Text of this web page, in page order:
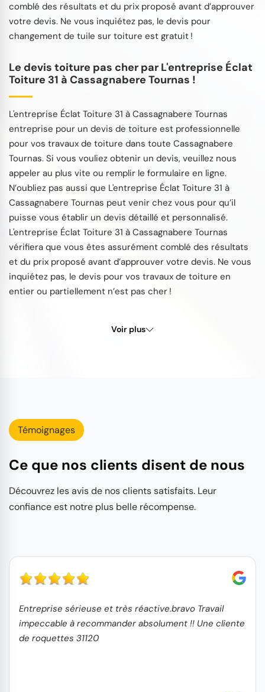
comblé des résultats et du prix proposé avant d’approuver
votre devis. Ne vous inquiétez pas, le devis pour
changement de tuile sur toiture est gratuit !
Le devis toiture pas cher par L'entreprise Éclat
Toiture 31 à Cassagnabere Tournas !
L'entreprise Éclat Toiture 31 à Cassagnabere Tournas
entreprise pour un devis de toiture est professionnelle
pour vos travaux de toiture dans toute Cassagnabere
Tournas. Si vous vouliez obtenir un devis, veuillez nous
appeler au plus vite ou remplir le formulaire en ligne.
N’oubliez pas aussi que L'entreprise Éclat Toiture 31 à
Cassagnabere Tournas peut venir chez vous pour qu’il
puisse vous établir un devis détaillé et personnalisé.
L'entreprise Éclat Toiture 31 à Cassagnabere Tournas
vérifiera que vous êtes assurément comblé des résultats
et du prix proposé avant d’approuver votre devis. Ne vous
inquiétez pas, le devis pour vos travaux de toiture en
entier ou partiellement n’est pas cher !
Voir plus
Témoignages
Ce que nos clients disent de nous
Découvrez les avis de nos clients satisfaits. Leur
confiance est notre plus belle récompense.
Entreprise sérieuse et très réactive.bravo Travail
impeccable à recommander absolument !! Une cliente
de roquettes 31120